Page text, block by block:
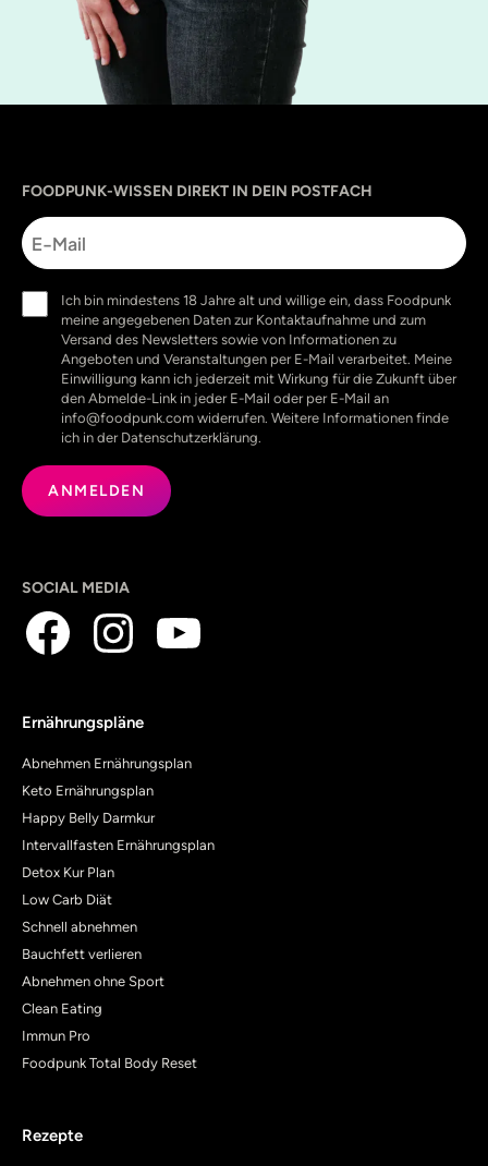
FOODPUNK-WISSEN DIREKT IN DEIN POSTFACH
E-
Mail
(erforderlich)
Ich bin mindestens 18 Jahre alt und willige ein, dass Foodpunk
meine angegebenen Daten zur Kontaktaufnahme und zum
Versand des Newsletters sowie von Informationen zu
Angeboten und Veranstaltungen per E-Mail verarbeitet. Meine
Einwilligung kann ich jederzeit mit Wirkung für die Zukunft über
den Abmelde-Link in jeder E-Mail oder per E-Mail an
info@foodpunk.com widerrufen. Weitere Informationen finde
ich in der Datenschutzerklärung.
SOCIAL MEDIA
Ernährungspläne
Abnehmen Ernährungsplan
Keto Ernährungsplan
Happy Belly Darmkur
Intervallfasten Ernährungsplan
Detox Kur Plan
Low Carb Diät
Schnell abnehmen
Bauchfett verlieren
Abnehmen ohne Sport
Clean Eating
Immun Pro
Foodpunk Total Body Reset
Rezepte